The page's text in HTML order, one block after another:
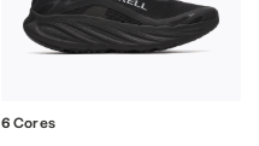
6 Cores